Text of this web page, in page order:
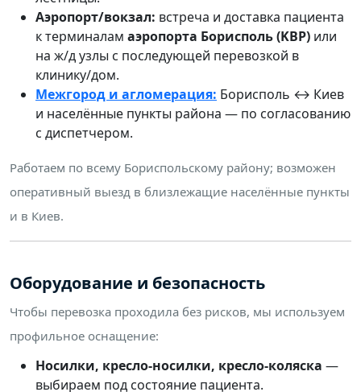
Аэропорт/вокзал: встреча и доставка пациента
к терминалам аэропорта Борисполь (KBP) или
на ж/д узлы с последующей перевозкой в
клинику/дом.
Межгород и агломерация: Борисполь ↔ Киев
и населённые пункты района — по согласованию
с диспетчером.
Работаем по всему Бориспольскому району; возможен
оперативный выезд в близлежащие населённые пункты
и в Киев.
Оборудование и безопасность
Чтобы перевозка проходила без рисков, мы используем
профильное оснащение:
Носилки, кресло-носилки, кресло-коляска —
выбираем под состояние пациента.